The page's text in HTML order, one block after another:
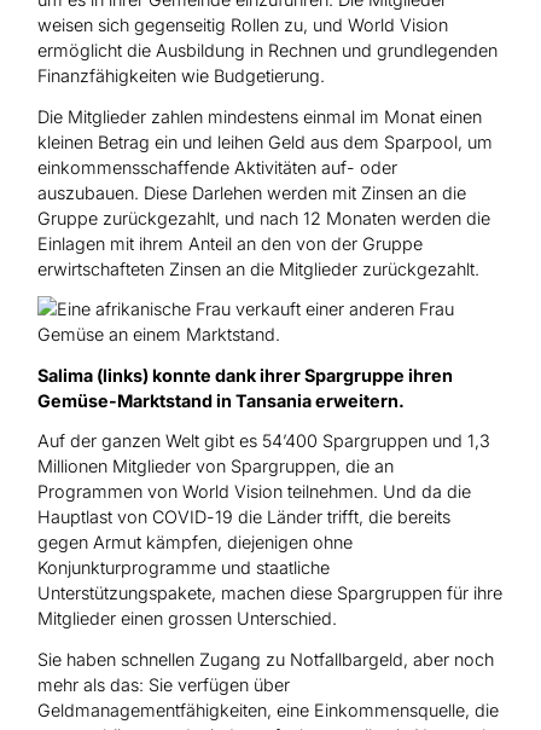
weisen sich gegenseitig Rollen zu, und World Vision
ermöglicht die Ausbildung in Rechnen und grundlegenden
Finanzfähigkeiten wie Budgetierung.
Die Mitglieder zahlen mindestens einmal im Monat einen
kleinen Betrag ein und leihen Geld aus dem Sparpool, um
einkommensschaffende Aktivitäten auf- oder
auszubauen. Diese Darlehen werden mit Zinsen an die
Gruppe zurückgezahlt, und nach 12 Monaten werden die
Einlagen mit ihrem Anteil an den von der Gruppe
erwirtschafteten Zinsen an die Mitglieder zurückgezahlt.
Salima (links) konnte dank ihrer Spargruppe ihren
Gemüse-Marktstand in Tansania erweitern.
Auf der ganzen Welt gibt es 54’400 Spargruppen und 1,3
Millionen Mitglieder von Spargruppen, die an
Programmen von World Vision teilnehmen. Und da die
Hauptlast von COVID-19 die Länder trifft, die bereits
gegen Armut kämpfen, diejenigen ohne
Konjunkturprogramme und staatliche
Unterstützungspakete, machen diese Spargruppen für ihre
Mitglieder einen grossen Unterschied.
Sie haben schnellen Zugang zu Notfallbargeld, aber noch
mehr als das: Sie verfügen über
Geldmanagementfähigkeiten, eine Einkommensquelle, die